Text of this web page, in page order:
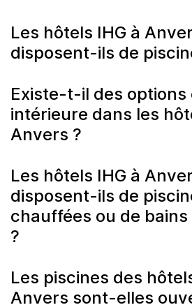
Les hôtels IHG à
disposent-ils de
Existe-t-il des options
intérieure dans les
Anvers ?
Les hôtels IHG à
disposent-ils de
chauffées ou de bains
?
Les piscines des
Anvers sont-elles